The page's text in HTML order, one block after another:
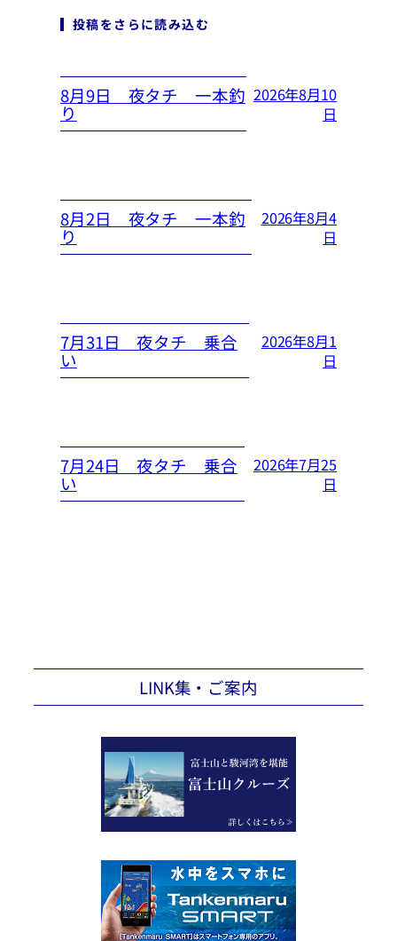
投稿をさらに読み込む
8月9日 夜タチ 一本釣
り
2026年8月10
日
8月2日 夜タチ 一本釣
り
2026年8月4
日
7月31日 夜タチ 乗合
い
2026年8月1
日
7月24日 夜タチ 乗合
い
2026年7月25
日
LINK集・ご案内